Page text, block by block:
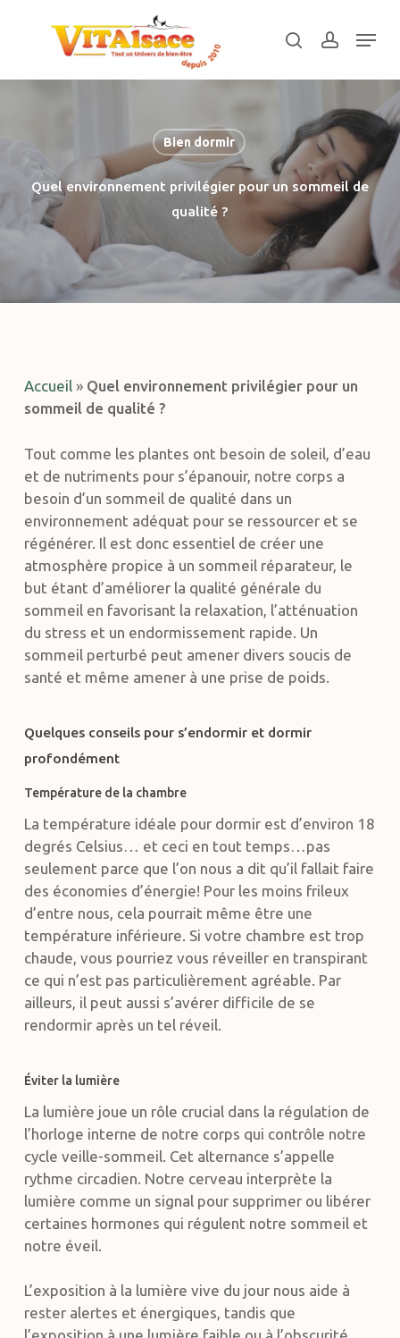
content
searchaccount
Menu
Bien dormir
Quel environnement privilégier pour un sommeil de
qualité ?
Accueil» Quel environnement privilégier pour un
sommeil de qualité ?
Tout comme les plantes ont besoin de soleil, d’eau
et de nutriments pour s’épanouir, notre corps a
besoin d’un sommeil de qualité dans un
environnement adéquat pour se ressourcer et se
régénérer. Il est donc essentiel de créer une
atmosphère propice à un sommeil réparateur, le
but étant d’améliorer la qualité générale du
sommeil en favorisant la relaxation, l’atténuation
du stress et un endormissement rapide. Un
sommeil perturbé peut amener divers soucis de
santé et même amener à une prise de poids.
Quelques conseils pour s’endormir et dormir
profondément
Température de la chambre
La température idéale pour dormir est d’environ 18
degrés Celsius… et ceci en tout temps…pas
seulement parce que l’on nous a dit qu’il fallait faire
des économies d’énergie! Pour les moins frileux
d’entre nous, cela pourrait même être une
température inférieure. Si votre chambre est trop
chaude, vous pourriez vous réveiller en transpirant
ce qui n’est pas particulièrement agréable. Par
ailleurs, il peut aussi s’avérer difficile de se
rendormir après un tel réveil.
Éviter la lumière
La lumière joue un rôle crucial dans la régulation de
l’horloge interne de notre corps qui contrôle notre
cycle veille-sommeil. Cet alternance s’appelle
rythme circadien. Notre cerveau interprète la
lumière comme un signal pour supprimer ou libérer
certaines hormones qui régulent notre sommeil et
notre éveil.
L’exposition à la lumière vive du jour nous aide à
rester alertes et énergiques, tandis que
Menu